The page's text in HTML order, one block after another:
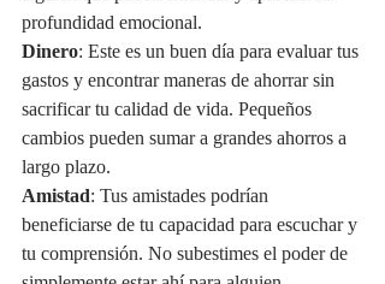
profundidad emocional.
Dinero: Este es un buen día para evaluar tus
gastos y encontrar maneras de ahorrar sin
sacrificar tu calidad de vida. Pequeños
cambios pueden sumar a grandes ahorros a
largo plazo.
Amistad: Tus amistades podrían
beneficiarse de tu capacidad para escuchar y
tu comprensión. No subestimes el poder de